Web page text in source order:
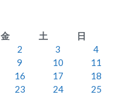
金 土
日
2 3
4
9 10
11
16 17
18
23 24
25